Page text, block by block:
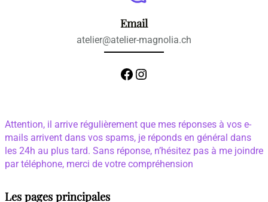
Email
atelier@atelier-magnolia.ch
Facebook Instagram
Attention, il arrive régulièrement que mes réponses à vos e-
mails arrivent dans vos spams, je réponds en général dans
les 24h au plus tard. Sans réponse, n’hésitez pas à me joindre
par téléphone, merci de votre compréhension
Les pages principales